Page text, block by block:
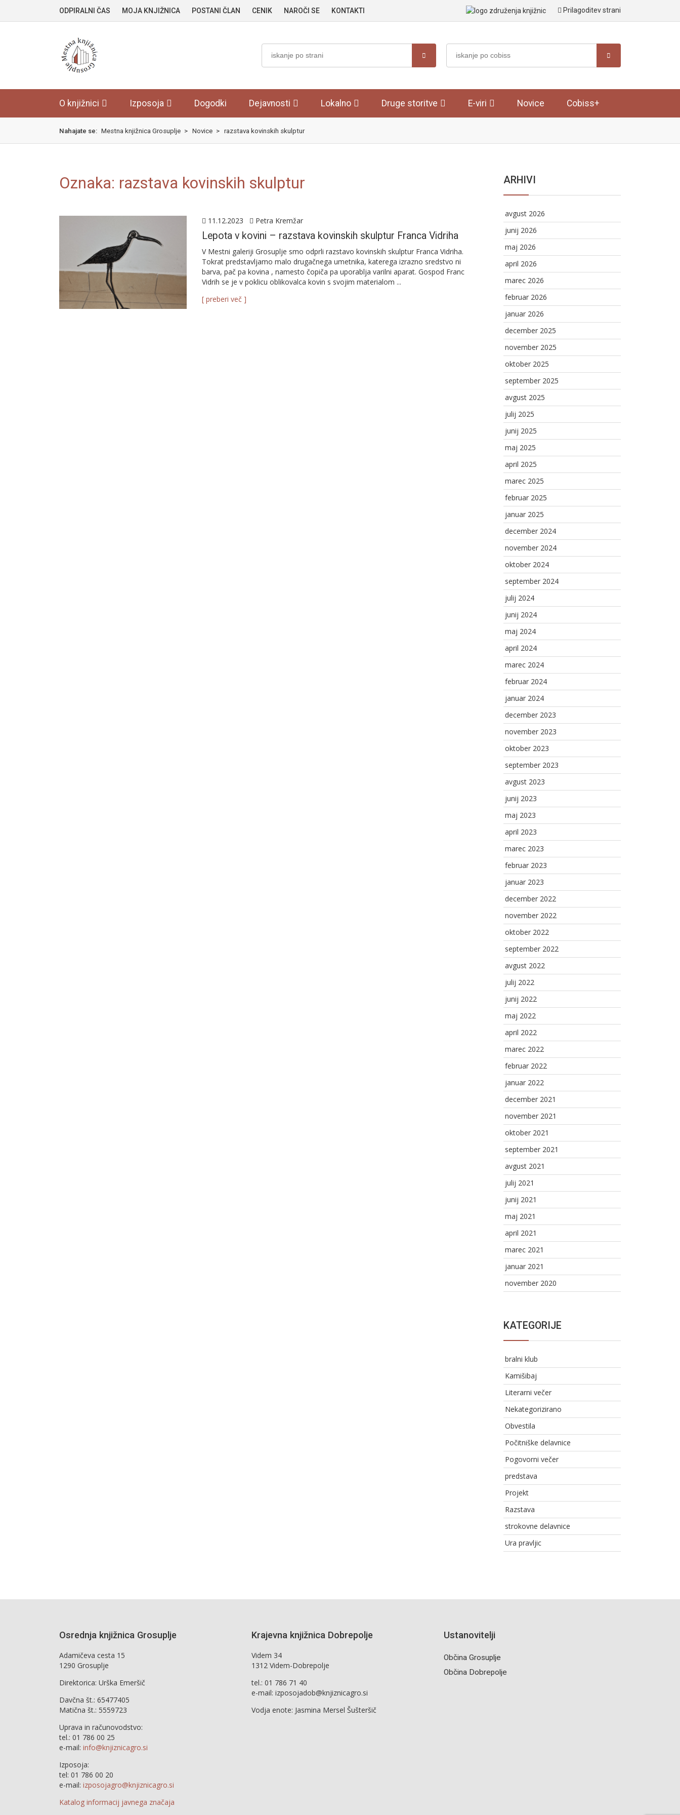
glavno
dostopnosti
ODPIRALNI ČAS MOJA KNJIŽNICA POSTANI ČLAN CENIK NAROČI SE KONTAKTI Prilagoditev strani
O knjižnici Izposoja Dogodki Dejavnosti Lokalno Druge storitve E-viri Novice Cobiss+
Nahajate se: Mestna knjižnica Grosuplje > Novice > razstava kovinskih skulptur
Oznaka: razstava kovinskih skulptur
11.12.2023 Petra Kremžar
Lepota v kovini – razstava kovinskih skulptur Franca Vidriha
V Mestni galeriji Grosuplje smo odprli razstavo kovinskih skulptur Franca Vidriha.
Tokrat predstavljamo malo drugačnega umetnika, katerega izrazno sredstvo ni
barva, pač pa kovina , namesto čopiča pa uporablja varilni aparat. Gospod Franc
Vidrih se je v poklicu oblikovalca kovin s svojim materialom ...
[ preberi več ]
ARHIVI
avgust 2026
junij 2026
maj 2026
april 2026
marec 2026
februar 2026
januar 2026
december 2025
november 2025
oktober 2025
september 2025
avgust 2025
julij 2025
junij 2025
maj 2025
april 2025
marec 2025
februar 2025
januar 2025
december 2024
november 2024
oktober 2024
september 2024
julij 2024
junij 2024
maj 2024
april 2024
marec 2024
februar 2024
januar 2024
december 2023
november 2023
oktober 2023
september 2023
avgust 2023
junij 2023
maj 2023
april 2023
marec 2023
februar 2023
januar 2023
december 2022
november 2022
oktober 2022
september 2022
avgust 2022
julij 2022
junij 2022
maj 2022
april 2022
marec 2022
februar 2022
januar 2022
december 2021
november 2021
oktober 2021
september 2021
avgust 2021
julij 2021
junij 2021
maj 2021
april 2021
marec 2021
januar 2021
november 2020
KATEGORIJE
bralni klub
Kamišibaj
Literarni večer
Nekategorizirano
Obvestila
Počitniške delavnice
Pogovorni večer
predstava
Projekt
Razstava
strokovne delavnice
Ura pravljic
Osrednja knjižnica Grosuplje
Adamičeva cesta 15
1290 Grosuplje
Direktorica: Urška Emeršič
Davčna št.: 65477405
Matična št.: 5559723
Uprava in računovodstvo:
tel.: 01 786 00 25
e-mail: info@knjiznicagro.si
Izposoja:
tel: 01 786 00 20
e-mail: izposojagro@knjiznicagro.si
Katalog informacij javnega značaja
Krajevna knjižnica Dobrepolje
Videm 34
1312 Videm-Dobrepolje
tel.: 01 786 71 40
e-mail: izposojadob@knjiznicagro.si
Vodja enote: Jasmina Mersel Šušteršič
Ustanovitelji
Občina Grosuplje
Občina Dobrepolje